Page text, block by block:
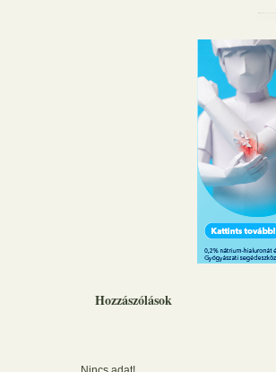
Hozzászólások